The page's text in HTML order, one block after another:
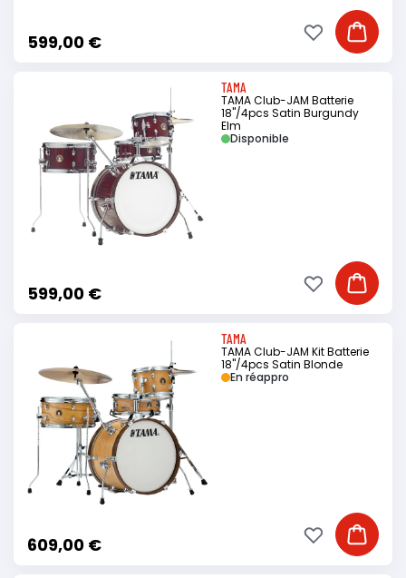
599,00 € Ajouter
Ajouter à ma
TAMA
TAMA Club-JAM Batterie
18"/4pcs Satin Burgundy
Elm
599,00 €
Disponible
Ajouter
Ajouter à ma
TAMA
TAMA Club-JAM Kit Batterie
18"/4pcs Satin Blonde
609,00 €
En réappro
Ajouter
Ajouter à ma